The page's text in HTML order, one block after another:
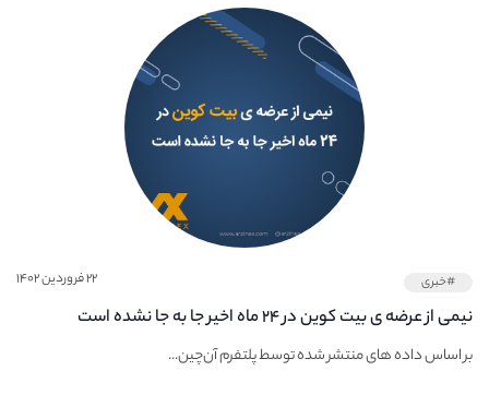
#خبری ۲۲ فروردین ۱۴۰۲
نیمی از عرضه ی بیت کوین در ۲۴ ماه اخیر جا به جا نشده است
بر اساس داده های منتشر شده توسط پلتفرم آن‌چین...